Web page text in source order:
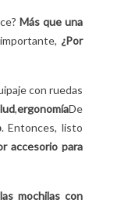
Más que una
¿Por
con ruedas
,ergonomíaDe
. Entonces, listo
accesorio para
mochilas con